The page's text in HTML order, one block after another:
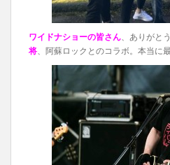
ワイドナショーの皆さん、ありがと
将、阿蘇ロックとのコラボ。本当に